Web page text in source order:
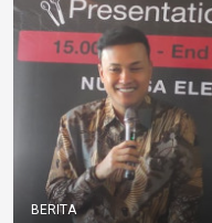
BERITA